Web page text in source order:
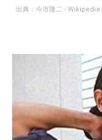
出典： 今市隆二 - Wikipedia